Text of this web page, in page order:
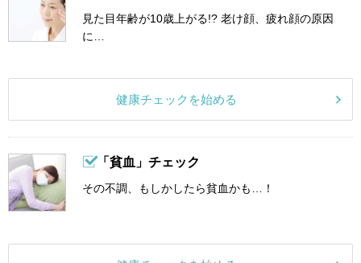
見た目年齢が10歳上がる!? 老け顔、疲れ顔の原因
に…
健康チェックを始める
「貧血」チェック
その不調、もしかしたら貧血かも…！